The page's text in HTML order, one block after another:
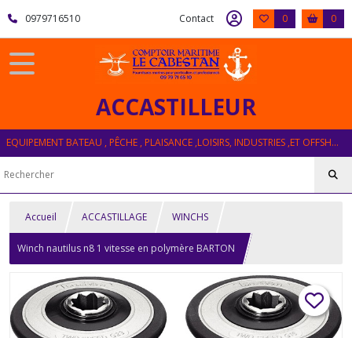
0979716510 Contact 0 0
ACCASTILLEUR
EQUIPEMENT BATEAU , PÊCHE , PLAISANCE ,LOISIRS, INDUSTRIES ,ET OFFSHORE
Accueil ACCASTILLAGE WINCHS
Winch nautilus n8 1 vitesse en polymère BARTON